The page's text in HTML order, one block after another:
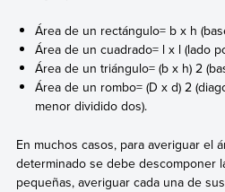
Área de un rectángulo= b x h
Área de un cuadrado= l x l (lado
Área de un triángulo= (b x h) 2
Área de un rombo= (D x d) 2
menor dividido dos).
En muchos casos, para averiguar el
determinado se debe descomponer
pequeñas, averiguar cada una de